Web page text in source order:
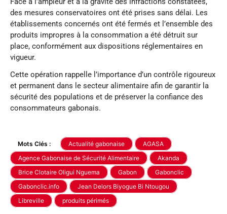
des mesures conservatoires ont été prises sans délai. Les
établissements concernés ont été fermés et l’ensemble des
produits impropres à la consommation a été détruit sur
place, conformément aux dispositions réglementaires en
vigueur.
Cette opération rappelle l’importance d’un contrôle rigoureux
et permanent dans le secteur alimentaire afin de garantir la
sécurité des populations et de préserver la confiance des
consommateurs gabonais.
Mots Clés : Actualité gabonaise
AGASA
Agence Gabonaise de Sécurité Alimentaire
Akanda
Brice Clotaire Oligui Nguema
Gabon
Gabonclic
Gabonclic.info
Jean Delors Biyogue Bi Ntougou
Libreville
produits périmés